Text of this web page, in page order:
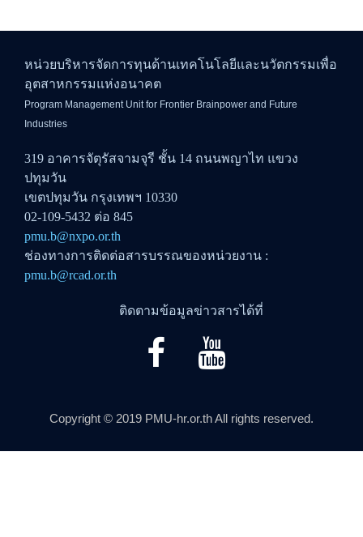
หน่วยบริหารจัดการทุนด้านเทคโนโลยีและนวัตกรรมเพื่อ
อุตสาหกรรมแห่งอนาคต
Program Management Unit for Frontier Brainpower and Future
Industries
319 อาคารจัตุรัสจามจุรี ชั้น 14 ถนนพญาไท แขวง
ปทุมวัน
เขตปทุมวัน กรุงเทพฯ 10330
02-109-5432 ต่อ 845
pmu.b@nxpo.or.th
ช่องทางการติดต่อสารบรรณของหน่วยงาน :
pmu.b@rcad.or.th
ติดตามข้อมูลข่าวสารได้ที่
Copyright © 2019 PMU-hr.or.th All rights reserved.